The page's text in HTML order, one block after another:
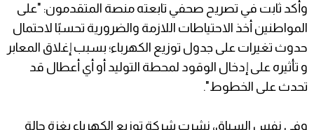
وأكد ثابت في تصريح صحفي تابعته منصة المتقدمون: "على
المواطنين أخذ الاحتياطات اللازمة والضرورية تحسبًا لاحتمال
حدوث تغيرات على جدول توزيع الكهرباء؛ بسبب إغلاق المعابر
و تأثيره على إدخال الوقود لمحطة التوليد أو أي أعطال قد
تحدث على الخطوط".
وفي نفس السياق، نشرت شركة توزيع الكهرباء بغزة حالة